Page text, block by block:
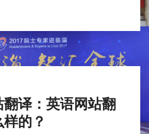
译：英语网站翻
的？